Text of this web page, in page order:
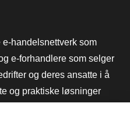
handelsnettverk som
e-forhandlere som selger
og deres ansatte i å
og praktiske løsninger